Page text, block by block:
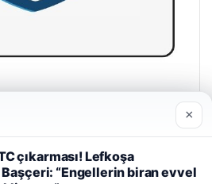
ve geliştirmek amacıyla çerezler
×
çıkarması! Lefkoşa
“Engellerin biran evvel